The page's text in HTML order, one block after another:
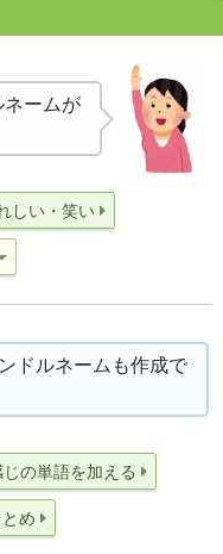
ネームが
しい・笑い
ドルネームも作成で
の単語を加える
め